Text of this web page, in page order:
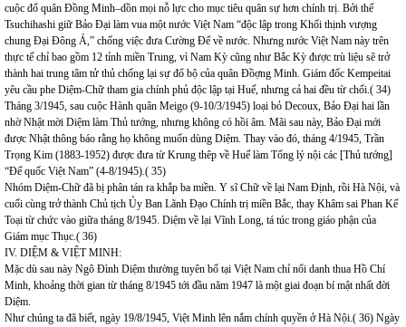
cuộc đổ quân Đồng Minh–dồn mọi nỗ lực cho mục tiêu quân sự hơn chính trị. Bởi thế
Tsuchihashi giữ Bảo Đại làm vua một nước Việt Nam “độc lập trong Khối thịnh vượng
chung Đại Đông Á,” chống việc đưa Cường Để về nước. Nhưng nước Việt Nam này trên
thực tế chỉ bao gồm 12 tỉnh miền Trung, vì Nam Kỳ cũng như Bắc Kỳ được trù liệu sẽ trở
thành hai trung tâm tử thủ chống lại sự đổ bộ của quân Đồợng Minh. Giám đốc Kempeitai
yêu cầu phe Diệm-Chữ tham gia chính phủ độc lập tại Huế, nhưng cả hai đều từ chối.( 34)
Tháng 3/1945, sau cuộc Hành quân Meigo (9-10/3/1945) loại bỏ Decoux, Bảo Đại hai lần
nhờ Nhật mời Diệm làm Thủ tướng, nhưng không có hồi âm. Mãi sau này, Bảo Đại mới
được Nhật thông báo rằng họ không muốn dùng Diệm. Thay vào đó, tháng 4/1945, Trần
Trọng Kim (1883-1952) được đưa từ Krung thêp về Huế làm Tổng lý nội các [Thủ tướng]
“Đế quốc Việt Nam” (4-8/1945).( 35)
Nhóm Diệm-Chữ đã bị phân tán ra khắp ba miền. Y sĩ Chữ về lại Nam Định, rồi Hà Nội, và
cuối cùng trở thành Chủ tịch Ủy Ban Lãnh Đạo Chính trị miền Bắc, thay Khâm sai Phan Kế
Toại từ chức vào giữa tháng 8/1945. Diệm về lại Vĩnh Long, tá túc trong giáo phận của
Giám mục Thục.( 36)
IV. DIỆM & VIỆT MINH:
Mặc dù sau này Ngô Đình Diệm thường tuyên bố tại Việt Nam chỉ nổi danh thua Hồ Chí
Minh, khoảng thời gian từ tháng 8/1945 tới đầu năm 1947 là một giai đoạn bí mật nhất đời
Diệm.
Như chúng ta đã biết, ngày 19/8/1945, Việt Minh lên nắm chính quyền ở Hà Nội.( 36) Ngày